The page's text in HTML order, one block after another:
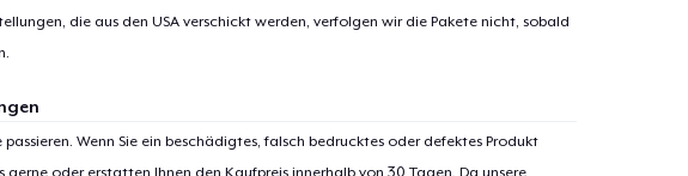
die aus den USA verschickt werden, verfolgen wir die Pakete nicht, sobald
passieren. Wenn Sie ein beschädigtes, falsch bedrucktes oder defektes Produkt
gerne oder erstatten Ihnen den Kaufpreis innerhalb von 30 Tagen. Da unsere